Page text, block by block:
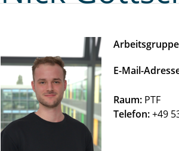
E-Mail-
Raum: PTF
Telefon:+49